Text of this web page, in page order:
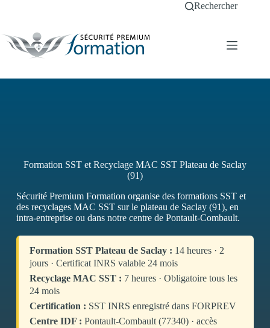
Rechercher
Formation SST et Recyclage MAC SST Plateau de Saclay
(91)
Sécurité Premium Formation organise des formations SST et
des recyclages MAC SST sur le plateau de Saclay (91), en
intra-entreprise ou dans notre centre de Pontault-Combault.
Formation SST Plateau de Saclay : 14 heures · 2
jours · Certificat INRS valable 24 mois
Recyclage MAC SST : 7 heures · Obligatoire tous les
24 mois
Certification : SST INRS enregistré dans FORPREV
Centre IDF : Pontault-Combault (77340) · accès